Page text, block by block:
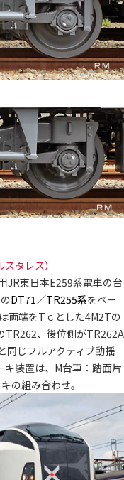
タレス）
JR東日本E259系電車の台
DT71／TR255系をベー
両端をTｃとした4M2Tの
TR262、後位側がTR262A
同じフルアクティブ動揺
装置は、M台車：踏面片
の組み合わせ。